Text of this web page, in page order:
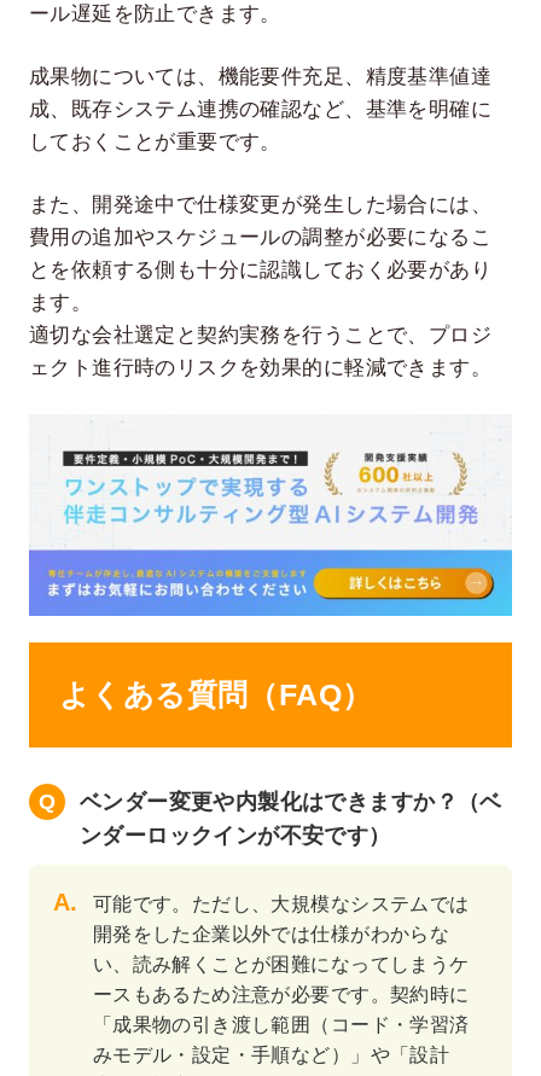
ール遅延を防止できます。
成果物については、機能要件充足、精度基準値達
成、既存システム連携の確認など、基準を明確に
しておくことが重要です。
また、開発途中で仕様変更が発生した場合には、
費用の追加やスケジュールの調整が必要になるこ
とを依頼する側も十分に認識しておく必要があり
ます。
適切な会社選定と契約実務を行うことで、プロジ
ェクト進行時のリスクを効果的に軽減できます。
よくある質問（FAQ）
ベンダー変更や内製化はできますか？（ベ
ンダーロックインが不安です）
可能です。ただし、大規模なシステムでは
開発をした企業以外では仕様がわからな
い、読み解くことが困難になってしまうケ
ースもあるため注意が必要です。契約時に
「成果物の引き渡し範囲（コード・学習済
みモデル・設定・手順など）」や「設計